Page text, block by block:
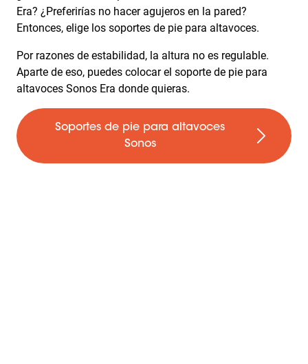
Era? ¿Preferirías no hacer agujeros en la pared?
Entonces, elige los soportes de pie para altavoces.
Por razones de estabilidad, la altura no es regulable.
Aparte de eso, puedes colocar el soporte de pie para
altavoces Sonos Era donde quieras.
Soportes de pie para altavoces
Sonos